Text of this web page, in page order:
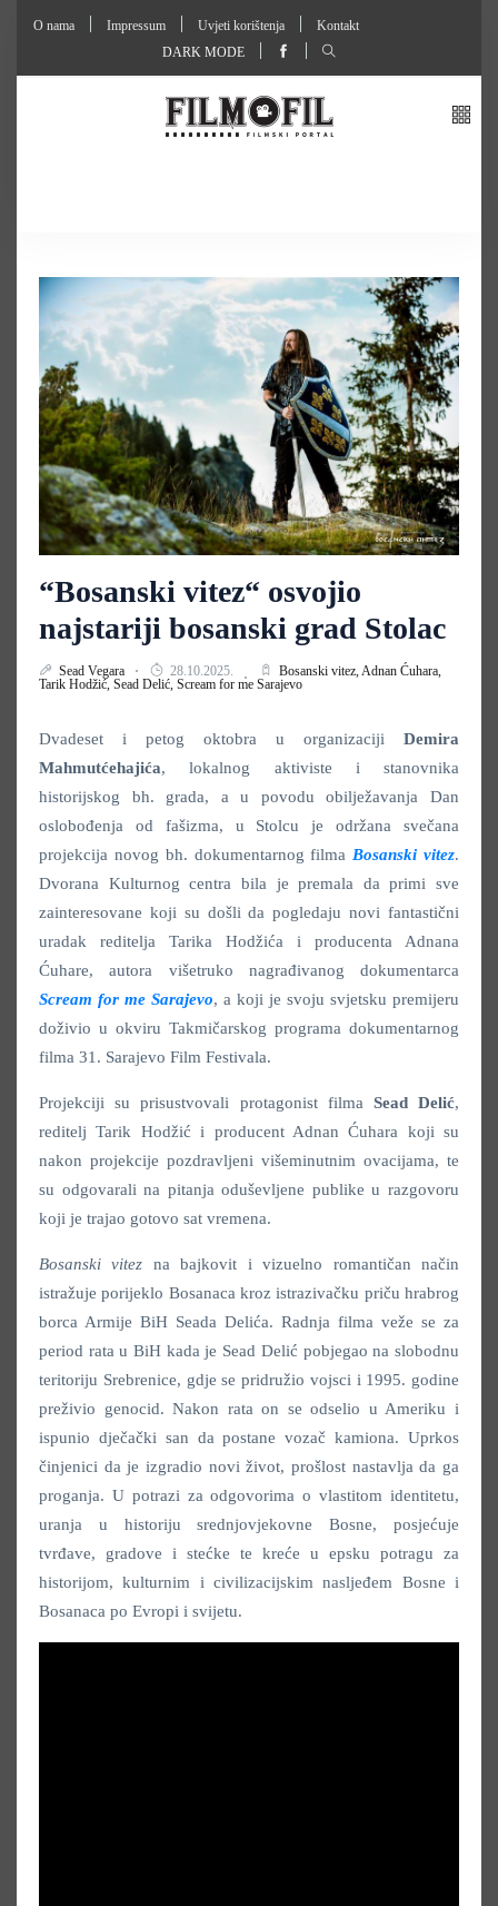
O nama Impressum Uvjeti korištenja
Kontakt
DARK MODE
“Bosanski vitez“ osvojio
najstariji bosanski grad Stolac
Sead Vegara 28.10.2025. Bosanski vitez,Adnan Ćuhara,
Tarik Hodžić, Sead Delić, Scream for me Sarajevo
Dvadeset i petog oktobra u organizaciji Demira
Mahmutćehajića, lokalnog aktiviste i stanovnika
historijskog bh. grada, a u povodu obilježavanja Dan
oslobođenja od fašizma, u Stolcu je održana svečana
projekcija novog bh. dokumentarnog filmaBosanski vitez.
Dvorana Kulturnog centra bila je premala da primi sve
zainteresovane koji su došli da pogledaju novi fantastični
uradak reditelja Tarika Hodžića i producenta Adnana
Ćuhare, autora višetruko nagrađivanog dokumentarca
Scream for me Sarajevo, a koji je svoju svjetsku premijeru
doživio u okviru Takmičarskog programa dokumentarnog
filma 31. Sarajevo Film Festivala.
Projekciji su prisustvovali protagonist filma Sead Delić,
reditelj Tarik Hodžić i producent Adnan Ćuhara koji su
nakon projekcije pozdravljeni višeminutnim ovacijama, te
su odgovarali na pitanja oduševljene publike u razgovoru
koji je trajao gotovo sat vremena.
Bosanski vitez na bajkovit i vizuelno romantičan način
istražuje porijeklo Bosanaca kroz istrazivačku priču hrabrog
borca Armije BiH Seada Delića. Radnja filma veže se za
period rata u BiH kada je Sead Delić pobjegao na slobodnu
teritoriju Srebrenice, gdje se pridružio vojsci i 1995. godine
preživio genocid. Nakon rata on se odselio u Ameriku i
ispunio dječački san da postane vozač kamiona. Uprkos
činjenici da je izgradio novi život, prošlost nastavlja da ga
proganja. U potrazi za odgovorima o vlastitom identitetu,
uranja u historiju srednjovjekovne Bosne, posjećuje
tvrđave, gradove i stećke te kreće u epsku potragu za
historijom, kulturnim i civilizacijskim nasljeđem Bosne i
Bosanaca po Evropi i svijetu.